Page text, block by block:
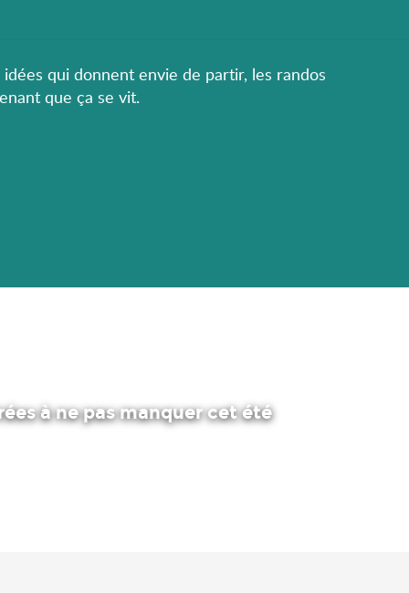
qui donnent envie de partir, les randos
que ça se vit.
à ne pas manquer cet été